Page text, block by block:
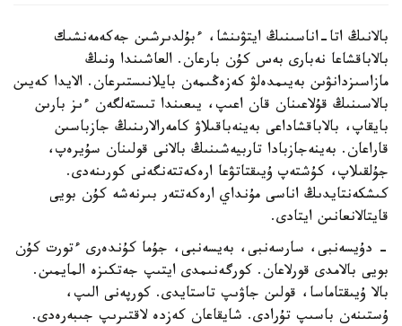
بالانىڭ اتا-اناسىنىڭ ايتۋىنشا، ءبۇلدىرشىن جەكەمەنشىك
بالاباقشاعا نەبارى بەس كۇن بارعان. العاشىندا ونىڭ
مازاسىزدانۋىن بەيىمدەلۋ كەزەڭىمەن بايلانىستىرعان. الايدا كەيىن
بالاسىنىڭ قۇلاعىنان قان اعىپ، يىعىندا تىستەلگەن ءىز بارىن
بايقاپ، بالاباقشاداعى بەينەباقىلاۋ كامەرالارىنىڭ جازباسىن
قاراعان. بەينەجازبادا تاربيەشىنىڭ بالانى قولىنان سۇيرەپ،
جۇلقىلاپ، كۇشتەپ ۇيىقتاتۋعا ارەكەتتەنگەنى كورىنەدى.
كىشكەنتايدىڭ اناسى مۇنداي ارەكەتتەر بىرنەشە كۇن بويى
قايتالانعانىن ايتادى.
- دۇيسەنبى، سارسەنبى، بەيسەنبى، جۇما كۇندەرى ءتورت كۇن
بويى بالامدى قورلاعان. كورگەنىمدى ايتىپ جەتكىزە المايمىن.
بالا ۇيىقتاماسا، قولىن جاۋىپ تاستايدى. كورپەنى الىپ،
ۇستىنەن باسىپ تۇرادى. شايقاعان كەزدە لاقتىرىپ جىبەرەدى.